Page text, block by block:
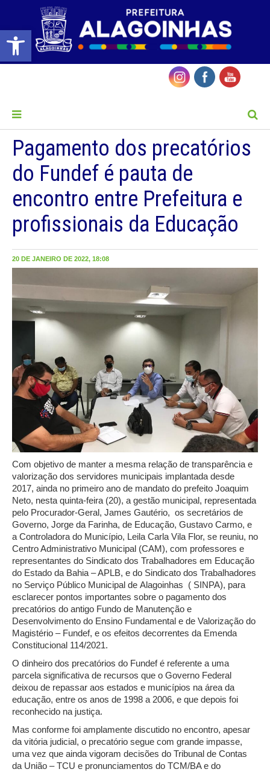
Barra de Ferramentas Aberta
Pagamento dos precatórios
do Fundef é pauta de
encontro entre Prefeitura e
profissionais da Educação
20 DE JANEIRO DE 2022, 18:08
Com objetivo de manter a mesma relação de transparência e
valorização dos servidores municipais implantada desde
2017, ainda no primeiro ano de mandato do prefeito Joaquim
Neto, nesta quinta-feira (20), a gestão municipal, representada
pelo Procurador-Geral, James Gautério, os secretários de
Governo, Jorge da Farinha, de Educação, Gustavo Carmo, e
a Controladora do Município, Leila Carla Vila Flor, se reuniu, no
Centro Administrativo Municipal (CAM), com professores e
representantes do Sindicato dos Trabalhadores em Educação
do Estado da Bahia – APLB, e do Sindicato dos Trabalhadores
no Serviço Público Municipal de Alagoinhas ( SINPA), para
esclarecer pontos importantes sobre o pagamento dos
precatórios do antigo Fundo de Manutenção e
Desenvolvimento do Ensino Fundamental e de Valorização do
Magistério – Fundef, e os efeitos decorrentes da Emenda
Constitucional 114/2021.
O dinheiro dos precatórios do Fundef é referente a uma
parcela significativa de recursos que o Governo Federal
deixou de repassar aos estados e municípios na área da
educação, entre os anos de 1998 a 2006, e que depois foi
reconhecido na justiça.
Mas conforme foi amplamente discutido no encontro, apesar
da vitória judicial, o precatório segue com grande impasse,
uma vez que ainda vigoram decisões do Tribunal de Contas
da União – TCU e pronunciamentos do TCM/BA e do